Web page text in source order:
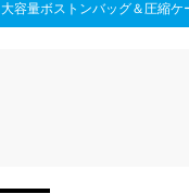
容量ボストンバッグ＆圧縮ケ